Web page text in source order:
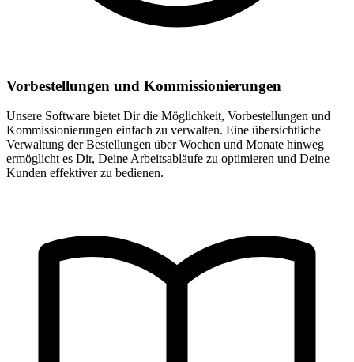
Vorbestellungen und Kommissionierungen
Unsere Software bietet Dir die Möglichkeit, Vorbestellungen und
Kommissionierungen einfach zu verwalten. Eine übersichtliche
Verwaltung der Bestellungen über Wochen und Monate hinweg
ermöglicht es Dir, Deine Arbeitsabläufe zu optimieren und Deine
Kunden effektiver zu bedienen.